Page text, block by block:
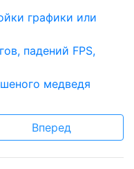
графики или
падений FPS,
медведя
Вперед